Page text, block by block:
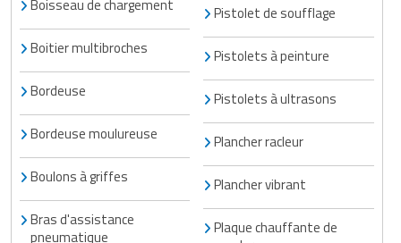
Boisseau de chargement
Boitier multibroches
Bordeuse
Bordeuse moulureuse
Boulons à griffes
Bras d'assistance
pneumatique
Pistolet de soufflage
Pistolets à peinture
Pistolets à ultrasons
Plancher racleur
Plancher vibrant
Plaque chauffante de